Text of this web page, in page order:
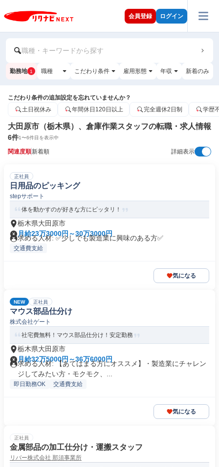
会員登録 ログイン
職種・キーワードから探す
勤務地 1 職種 こだわり条件 雇用形態 年収 新着のみ
こだわり条件の追加設定を忘れていませんか？
土日祝休み
年間休日120日以上 完全週休2日制 学歴
大田原市（栃木県）、倉庫作業スタッフの転職・求人情報
6件1〜6件目を表示中
関連度順新着順 詳細表示
正社員
日用品のピッキング
stepサポート
体を動かすのが好きな方にピッタリ！
栃木県大田原市
月給23万3000円～30万3000円
求める人材: ✅少しでも製造業に興味のある方✅
交通費支給
気になる
NEW 正社員
マウス部品仕分け
株式会社ゲート
社宅費無料！マウス部品仕分け！安定勤務
栃木県大田原市
月給32万5000円～36万6000円
求める人材: 【あてはまる方にオススメ】・製造業にチャレン
ジしてみたい方・モクモク、...
即日勤務OK 交通費支給
気になる
正社員
金属部品の加工仕分け・運搬スタッフ
リバー株式会社 那須事業所